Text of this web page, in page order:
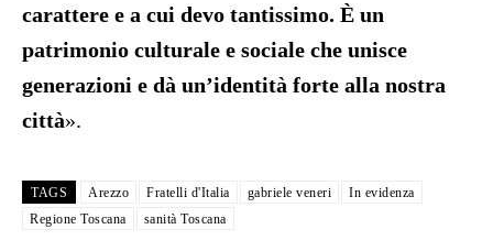
carattere e a cui devo tantissimo. È un
patrimonio culturale e sociale che unisce
generazioni e dà un’identità forte alla nostra
città».
TAGS Arezzo Fratelli d'Italia gabriele veneri
In evidenza
Regione Toscana
sanità Toscana